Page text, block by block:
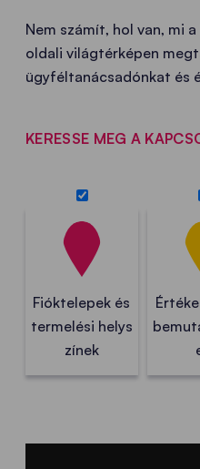
Nem számít, hol van, mi
oldali világtérképen
ügyféltanácsadónkat és
KERESSE MEG A
Fióktelepek és
termelési helys
zínek